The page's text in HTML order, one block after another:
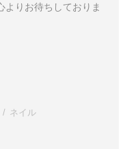
よりお待ちしておりま
ネイル